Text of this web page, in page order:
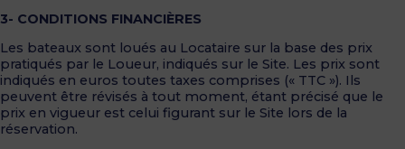
3- CONDITIONS FINANCIÈRES
Les bateaux sont loués au Locataire sur la base des prix
pratiqués par le Loueur, indiqués sur le Site. Les prix sont
indiqués en euros toutes taxes comprises (« TTC »). Ils
peuvent être révisés à tout moment, étant précisé que le
prix en vigueur est celui figurant sur le Site lors de la
réservation.